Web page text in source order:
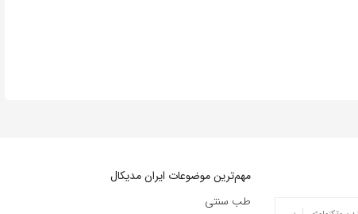
مهم‌ترین موضوعات ایران مدیکال
طب سنتی